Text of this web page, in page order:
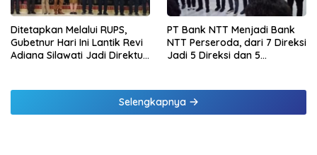
Ditetapkan Melalui RUPS,
Gubetnur Hari Ini Lantik Revi
Adiana Silawati Jadi Direktur
PT Bank NTT Menjadi Bank
NTT Perseroda, dari 7 Direksi
Jadi 5 Direksi dan 5
Selengkapnya